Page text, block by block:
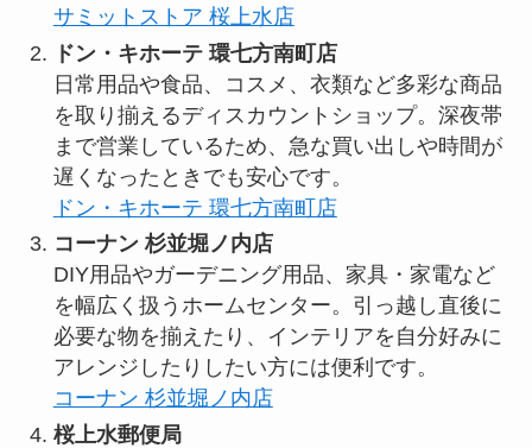
サミットストア 桜上水店
ドン・キホーテ 環七方南町店
日常用品や食品、コスメ、衣類など多彩な商品
を取り揃えるディスカウントショップ。深夜帯
まで営業しているため、急な買い出しや時間が
遅くなったときでも安心です。
ドン・キホーテ 環七方南町店
コーナン 杉並堀ノ内店
DIY用品やガーデニング用品、家具・家電など
を幅広く扱うホームセンター。引っ越し直後に
必要な物を揃えたり、インテリアを自分好みに
アレンジしたりしたい方には便利です。
コーナン 杉並堀ノ内店
桜上水郵便局